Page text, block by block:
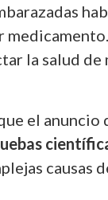
la salud de
el anuncio
causas